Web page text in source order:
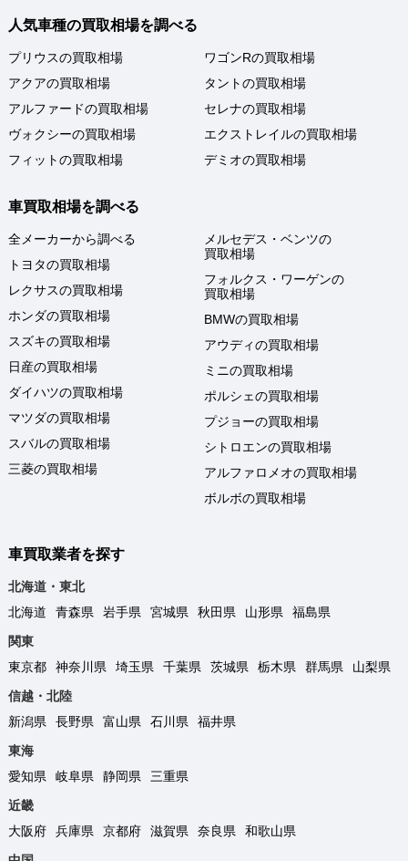
人気車種の買取相場を調べる
プリウスの買取相場
アクアの買取相場
アルファードの買取相場
ヴォクシーの買取相場
フィットの買取相場
ワゴンRの買取相場
タントの買取相場
セレナの買取相場
エクストレイルの買取相場
デミオの買取相場
車買取相場を調べる
全メーカーから調べる
トヨタの買取相場
レクサスの買取相場
ホンダの買取相場
スズキの買取相場
日産の買取相場
ダイハツの買取相場
マツダの買取相場
スバルの買取相場
三菱の買取相場
メルセデス・ベンツの
買取相場
フォルクス・ワーゲンの
買取相場
BMWの買取相場
アウディの買取相場
ミニの買取相場
ポルシェの買取相場
プジョーの買取相場
シトロエンの買取相場
アルファロメオの買取相場
ボルボの買取相場
車買取業者を探す
北海道・東北
北海道
青森県 岩手県 宮城県 秋田県 山形県
福島県
関東
東京都
神奈川県 埼玉県 千葉県 茨城県 栃木県 群馬県
山梨県
信越・北陸
新潟県
長野県 富山県 石川県
福井県
東海
愛知県
岐阜県 静岡県
三重県
近畿
大阪府
兵庫県 京都府 滋賀県 奈良県
和歌山県